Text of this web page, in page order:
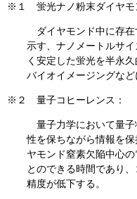
※１ 蛍光ナノ粉末ダイヤモ
ダイヤモンド中に存在
示す、ナノメートルサ
く安定した蛍光を半永
バイオイメージングなど
※２ 量子コヒーレンス：
量子力学において量子
性を保ちながら情報を
ヤモンド窒素欠陥中心
とのできる時間であり
精度が低下する。